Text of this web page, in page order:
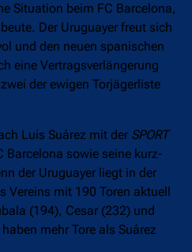
Situation beim FC Barcelona,
Der Uruguayer freut sich
und den neuen spanischen
eine Vertragsverlängerung
der ewigen Torjägerliste
Luis Suárez mit der SPORT
Barcelona sowie seine kurz-
der Uruguayer liegt in der
Vereins mit 190 Toren aktuell
(194), Cesar (232) und
mehr Tore als Suárez